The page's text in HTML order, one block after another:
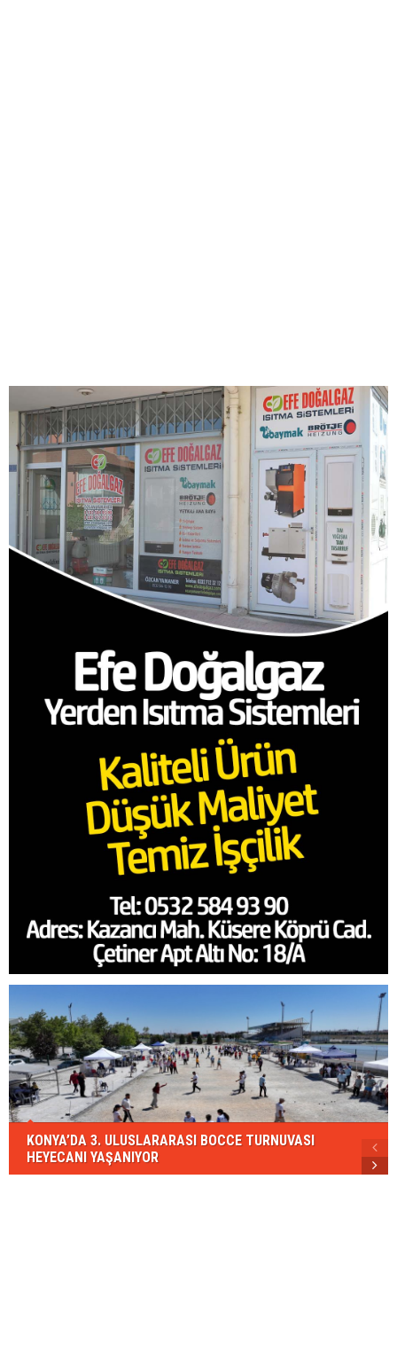
KONYA’DA 3. ULUSLARARASI BOCCE TURNUVASI
HEYECANI YAŞANIYOR